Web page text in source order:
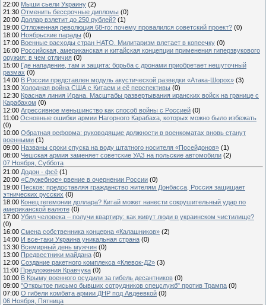
22:00 Мыши сьели Украину (2)
21:30 Отменить бессрочные дипломы (0)
20:00 Доллар взлетит до 250 рублей? (1)
19:00 Отложенная революция 68-го: почему провалился советский проект? (0)
18:00 Ноябрьские парады (0)
17:00 Военные расходы стран НАТО. Милитаризм влетает в копеечку (0)
16:00 Российская, американская и китайская концепции применения гиперзвукового
оружия: в чем отличия (0)
15:00 Где нападение, там и защита: борьба с дронами приобретает нешуточный
размах (0)
14:00 В России представлен модуль акустической разведки «Атака-Шорох» (3)
13:00 Холодная война США с Китаем и её перспективы (0)
12:30 Красная линия Ирана. Масштабы развертывания иранских войск на границе с
Карабахом (0)
12:00 Агрессивное меньшинство как способ войны с Россией (0)
11:00 Основные ошибки армии Нагорного Карабаха, которых можно было избежать
(0)
10:00 Обратная реформа: руководящие должности в военкоматах вновь станут
военными (1)
09:00 Названы сроки спуска на воду штатного носителя «Посейдонов» (1)
08:00 Чешская армия заменяет советские УАЗ на польские автомобили (2)
07 Ноября, Суббота
21:00 Додон - фсё (1)
20:00 «Служебное» рвение в очернении России (0)
19:00 Песков: предоставляя гражданство жителям Донбасса, Россия защищает
этнических русских (0)
18:00 Конец гегемонии доллара? Китай может нанести сокрушительный удар по
американской валюте (0)
17:00 Убил человека – получи квартиру: как живут люди в украинском чистилище?
(0)
16:00 Смена собственника концерна «Калашников» (2)
14:00 И все-таки Украина уникальная страна (0)
13:30 Всемирный день мужчин (0)
13:00 Предвестники майдана (0)
12:00 Создание ракетного комплекса «Клевок-Д2» (3)
11:00 Предложения Кравчука (0)
10:00 В Крыму военного осудили за гибель десантников (0)
09:00 "Открытое письмо бывших сотрудников спецслужб" против Трампа (0)
07:00 О гибели комбата армии ДНР под Авдеевкой (0)
06 Ноября, Пятница